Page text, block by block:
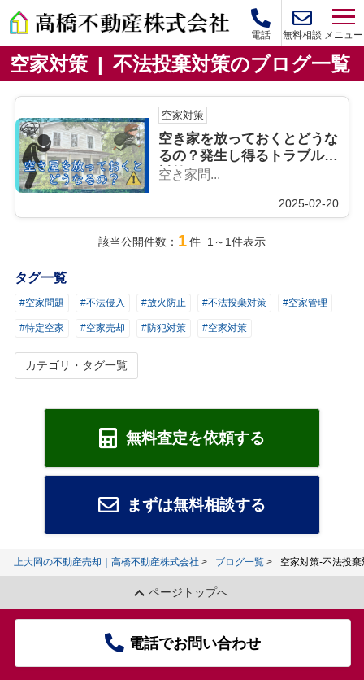
電話 無料相談 メニュー
空家対策 | 不法投棄対策のブログ一覧
空家対策
空き家を放っておくとどうな
るの？発生し得るトラブルと
対策
空き家問...
2025-02-20
該当公開件数： 1件 1～1件表示
タグ一覧
#空家問題 #不法侵入 #放火防止 #不法投棄対策 #空家管理
#特定空家 #空家売却 #防犯対策 #空家対策
カテゴリ・タグ一覧
無料査定を依頼する
まずは無料相談する
上大岡の不動産売却｜高橋不動産株式会社 ブログ一覧 空家対策-不法投
ページトップへ
電話でお問い合わせ